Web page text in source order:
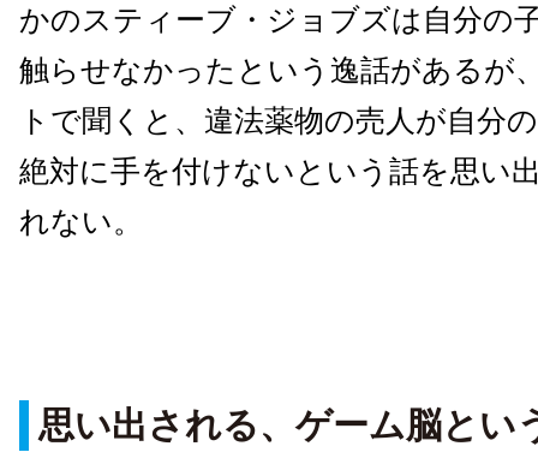
かのスティーブ・ジョブズは自分の
触らせなかったという逸話があるが
トで聞くと、違法薬物の売人が自分
絶対に手を付けないという話を思い
れない。
思い出される、ゲーム脳とい